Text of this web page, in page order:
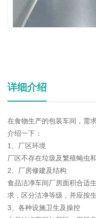
详细介绍
在食物生产的包装车间，需
介绍一下：
1、厂区环境
厂区不存在垃圾及繁殖蝇虫
2、厂房修建及结构
食品洁净车间厂房面积合适
求，区分洁净等级，并应按
3、各种设施卫生及操控